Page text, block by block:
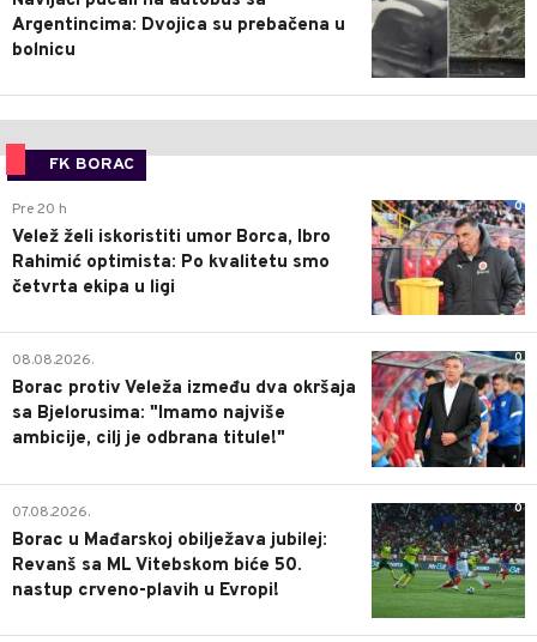
Argentincima: Dvojica su prebačena u
bolnicu
FK BORAC
0
Pre 20 h
Velež želi iskoristiti umor Borca, Ibro
Rahimić optimista: Po kvalitetu smo
četvrta ekipa u ligi
0
08.08.2026.
Borac protiv Veleža između dva okršaja
sa Bjelorusima: "Imamo najviše
ambicije, cilj je odbrana titule!"
0
07.08.2026.
Borac u Mađarskoj obilježava jubilej:
Revanš sa ML Vitebskom biće 50.
nastup crveno-plavih u Evropi!